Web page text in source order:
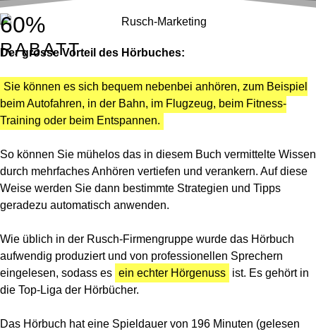
60%
RABATT
Der grosse Vorteil des Hörbuches:
Sie können es sich bequem nebenbei anhören, zum Beispiel
beim Autofahren, in der Bahn, im Flugzeug, beim Fitness-
Training oder beim Entspannen.
So können Sie mühelos das in diesem Buch vermittelte Wissen
durch mehrfaches Anhören vertiefen und verankern. Auf diese
Weise werden Sie dann bestimmte Strategien und Tipps
geradezu automatisch anwenden.
Wie üblich in der Rusch-Firmengruppe wurde das Hörbuch
aufwendig produziert und von professionellen Sprechern
eingelesen, sodass es ein echter Hörgenuss ist. Es gehört in
die Top-Liga der Hörbücher.
Das Hörbuch hat eine Spieldauer von 196 Minuten (gelesen